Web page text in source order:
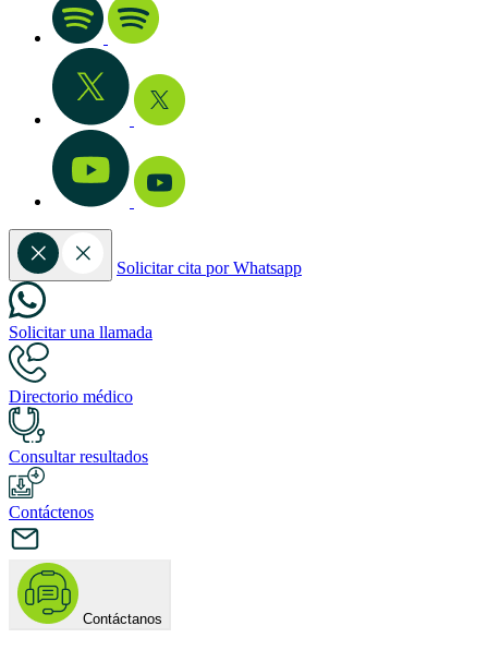
Solicitar cita por Whatsapp
Solicitar una llamada
Directorio médico
Consultar resultados
Contáctenos
Contáctanos